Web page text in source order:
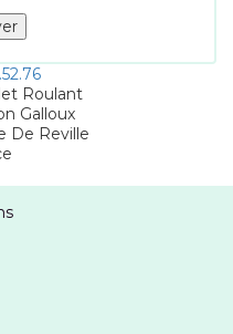
Roulant
Galloux
De Reville